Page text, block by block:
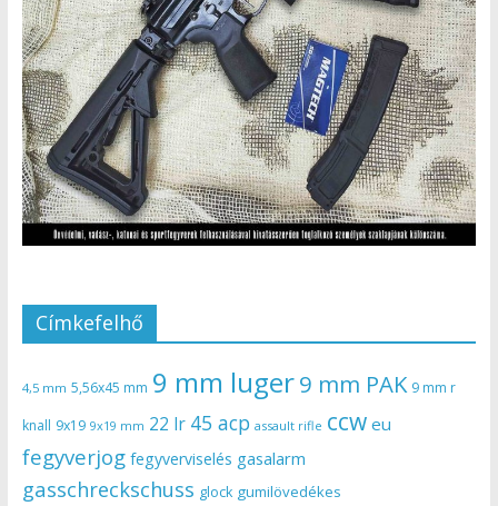
Címkefelhő
4,5 mm 5,56x45 mm 9 mm luger9 mm PAK 9 mm r
knall 9x19 9x19 mm 22 lr 45 acp assault rifle ccw eu
fegyverjog fegyverviselés gasalarm
gasschreckschuss glock gumilövedékes